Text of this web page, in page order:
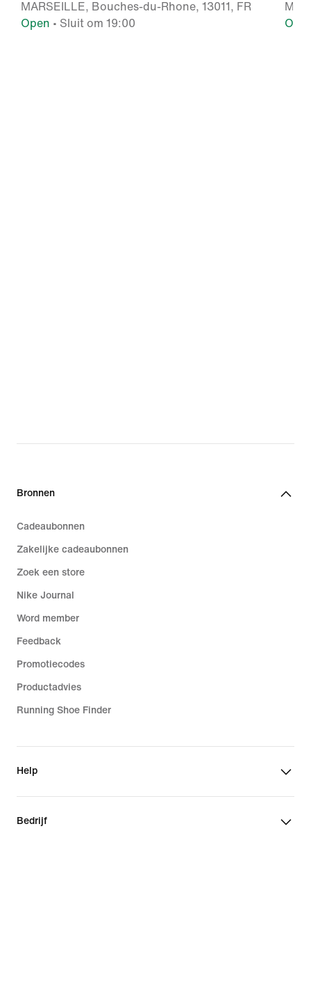
MARSEILLE, Bouches-du-Rhone, 13011, FR
Open • Sluit om 19:00
Bronnen
Cadeaubonnen
Zakelijke cadeaubonnen
Zoek een store
Nike Journal
Word member
Feedback
Promotiecodes
Productadvies
Running Shoe Finder
Help
Bedrijf